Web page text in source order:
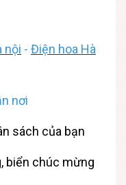
nội - Điện hoa Hà
nơi
sách của bạn
biển chúc mừng